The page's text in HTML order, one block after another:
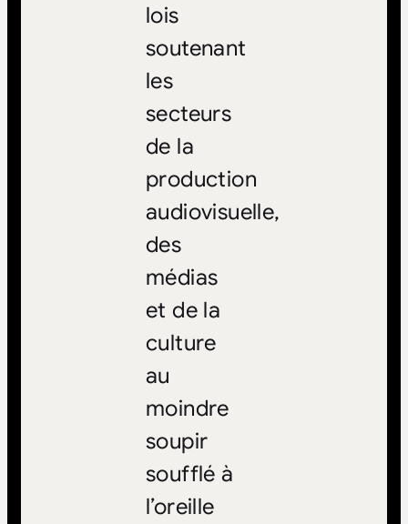
lois
soutenant
les
secteurs
de la
production
audiovisuelle,
des
médias
et de la
culture
au
moindre
soupir
soufflé à
l’oreille